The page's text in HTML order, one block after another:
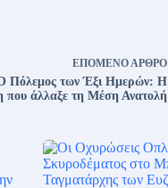
ΕΠΌΜΕΝΟΆΡΘΡΟ
Πόλεμος των Έξι Ημερών: Η
που άλλαξε τη Μέση Ανατολή